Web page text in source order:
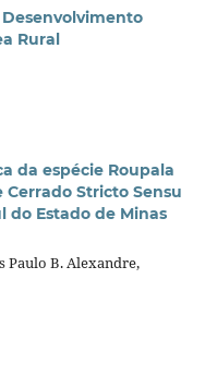
Rural
da espécie Roupala
Stricto Sensu
do Estado de Minas
Paulo B. Alexandre,